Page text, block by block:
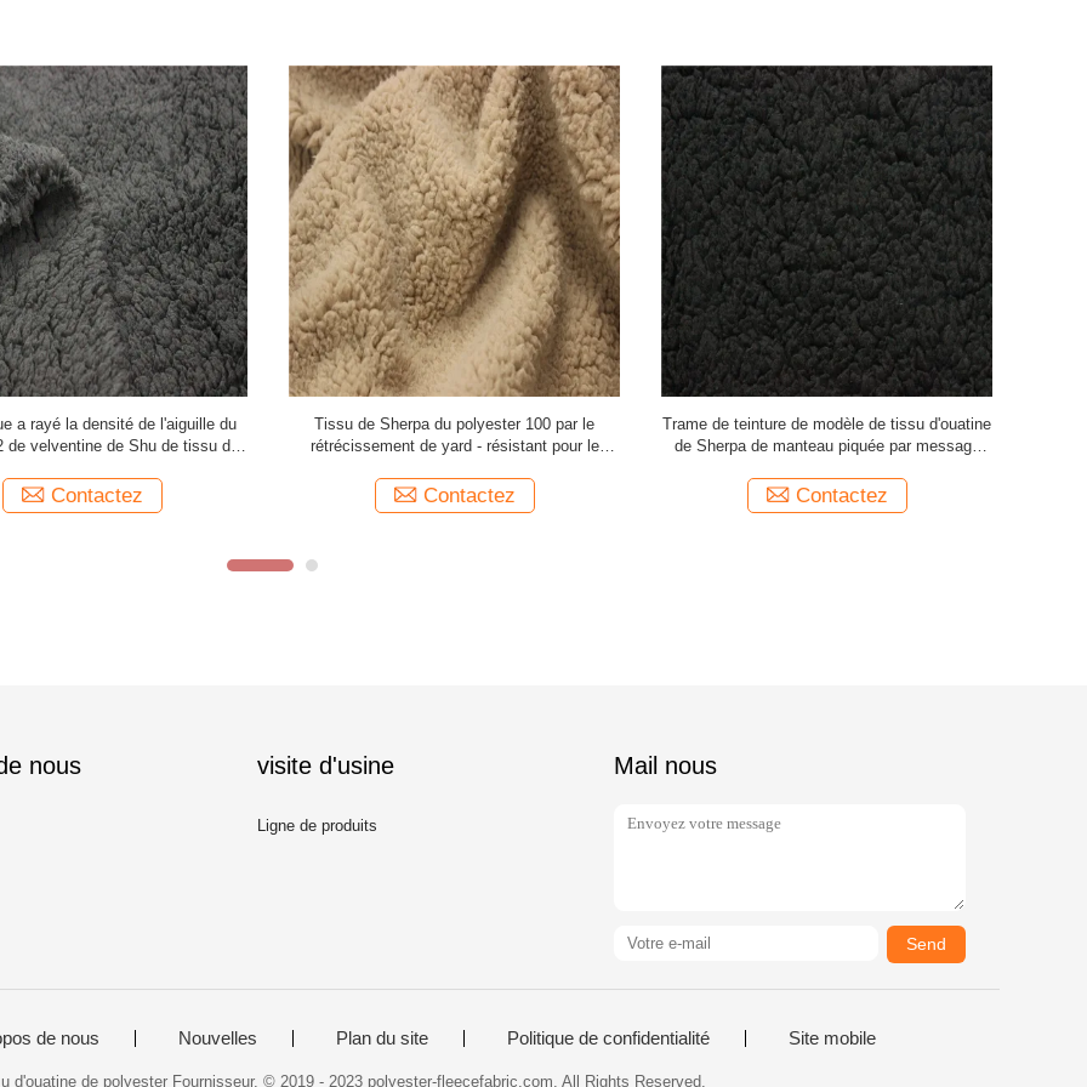
de tissu de fourrure de Sherpa de
- résistante pour le textile à la
Contactez
Tissu simple confortable 150gsm~400gsm de
peau de mouton de Sherpa de coton
Contactez
GV de taille de pile du tissu 5~10mm de
fourrure de Sherpa de flanelle de mode
Contactez
nous visite d'usine
Ligne de produits
Mail nous
Send
de nous Nouvelles Plan du site Politique de confidentialité Site mobile
d'ouatine de polyester Fournisseur. © 2019 - 2023 polyester-fleecefabric.com. All Rights Reserved.